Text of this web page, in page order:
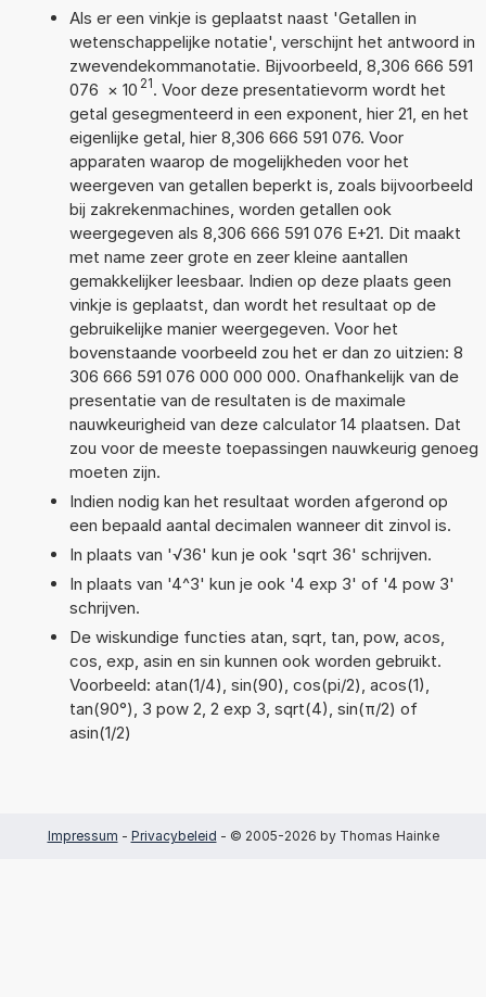
Als er een vinkje is geplaatst naast 'Getallen in
wetenschappelijke notatie', verschijnt het antwoord in
zwevendekommanotatie. Bijvoorbeeld, 8,306 666 591
076 × 10 21. Voor deze presentatievorm wordt het
getal gesegmenteerd in een exponent, hier 21, en het
eigenlijke getal, hier 8,306 666 591 076. Voor
apparaten waarop de mogelijkheden voor het
weergeven van getallen beperkt is, zoals bijvoorbeeld
bij zakrekenmachines, worden getallen ook
weergegeven als 8,306 666 591 076 E+21. Dit maakt
met name zeer grote en zeer kleine aantallen
gemakkelijker leesbaar. Indien op deze plaats geen
vinkje is geplaatst, dan wordt het resultaat op de
gebruikelijke manier weergegeven. Voor het
bovenstaande voorbeeld zou het er dan zo uitzien: 8
306 666 591 076 000 000 000. Onafhankelijk van de
presentatie van de resultaten is de maximale
nauwkeurigheid van deze calculator 14 plaatsen. Dat
zou voor de meeste toepassingen nauwkeurig genoeg
moeten zijn.
Indien nodig kan het resultaat worden afgerond op
een bepaald aantal decimalen wanneer dit zinvol is.
In plaats van '√36' kun je ook 'sqrt 36' schrijven.
In plaats van '4^3' kun je ook '4 exp 3' of '4 pow 3'
schrijven.
De wiskundige functies atan, sqrt, tan, pow, acos,
cos, exp, asin en sin kunnen ook worden gebruikt.
Voorbeeld: atan(1/4), sin(90), cos(pi/2), acos(1),
tan(90°), 3 pow 2, 2 exp 3, sqrt(4), sin(π/2) of
asin(1/2)
Impressum - Privacybeleid - © 2005-2026 by Thomas Hainke